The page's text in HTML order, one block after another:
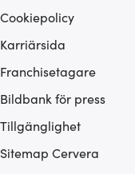
Cookiepolicy
Karriärsida
Franchisetagare
Bildbank för press
Tillgänglighet
Sitemap Cervera